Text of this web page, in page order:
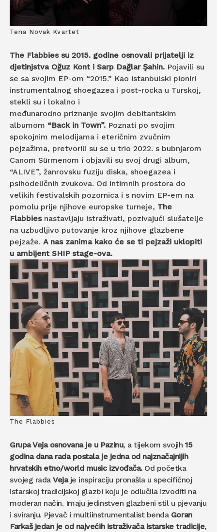
Tena Novak Kvartet
The Flabbies su 2015. godine osnovali prijatelji iz
djetinjstva Oğuz Kont i Sarp Dağlar Şahin. Pojavili su
se sa svojim EP-om “2015.” Kao istanbulski pioniri
instrumentalnog shoegazea i post-rocka u Turskoj,
stekli su i lokalno i
međunarodno priznanje svojim debitantskim
albumom “Back in Town”. Poznati po svojim
spokojnim melodijama i eteričnim zvučnim
pejzažima, pretvorili su se u trio 2022. s bubnjarom
Canom Sürmenom i objavili su svoj drugi album,
“ALIVE”, žanrovsku fuziju diska, shoegazea i
psihodeličnih zvukova. Od intimnih prostora do
velikih festivalskih pozornica i s novim EP-em na
pomolu prije njihove europske turneje, The
Flabbiesnastavljaju istraživati, pozivajući slušatelje
na uzbudljivo putovanje kroz njihove glazbene
pejzaže. A nas zanima kako će se ti pejzaži uklopiti
u ambijent SHIP stage-ova.
The Flabbies
Grupa Veja osnovana je u Pazinu, a tijekom svojih15
godina dana rada postala je jedna od najznačajnijih
hrvatskih etno/world music izvođača.Od početka
svojeg radaVeja je inspiraciju pronašla u specifičnoj
istarskoj tradicijskoj glazbi koju je odlučila izvoditi na
moderan način. Imaju jedinstven glazbeni stil u pjevanju
i sviranju. Pjevač i multiinstrumentalist benda Goran
Farkaš jedan je od najvećih istraživača istarske tradicije,